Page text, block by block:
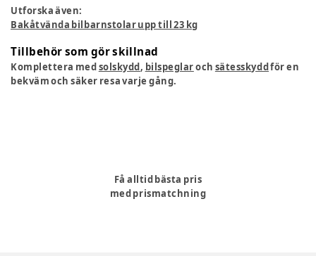
Utforska även:
Bakåtvända bilbarnstolar upp till 23 kg
Tillbehör som gör skillnad
Komplettera medsolskydd, bilspeglaroch sätesskyddför en
bekväm och säker resa varje gång.
Få alltid bästa pris
med prismatchning